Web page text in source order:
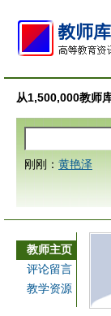
从1,500,000教师
刚刚： 黄艳泽
教师主页
评论留言
教学资源